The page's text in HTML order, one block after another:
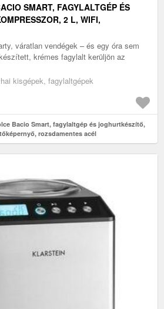
SMART, FAGYLALTGÉP ÉS
2 L, WIFI,
ACÉL
váratlan vendégek – és egy óra sem
krémes fagylalt kerüljön az
kisgépek, fagylaltgépek
Bacio Smart, fagylaltgép és joghurtkészítő,
rozsdamentes acél